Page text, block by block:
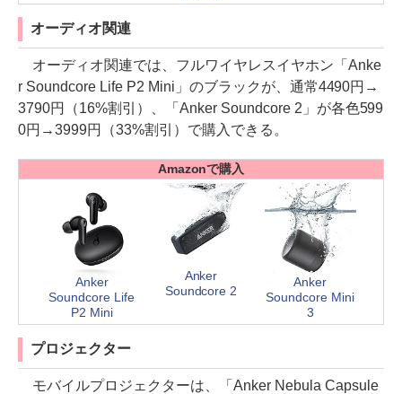
オーディオ関連
オーディオ関連では、フルワイヤレスイヤホン「Anke
r Soundcore Life P2 Mini」のブラックが、通常4490円→
3790円（16%割引）、「Anker Soundcore 2」が各色599
0円→3999円（33%割引）で購入できる。
Amazonで購入
Anker
Soundcore Life
P2 Mini
Anker
Soundcore 2
Anker
Soundcore Mini
3
プロジェクター
モバイルプロジェクターは、「Anker Nebula Capsule